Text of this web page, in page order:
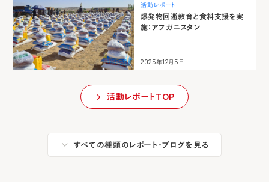
活動レポート
爆発物回避教育と食料支援を実
施：アフガニスタン
2025年12月5日
活動レポートTOP
すべての種類のレポート・ブログを見る